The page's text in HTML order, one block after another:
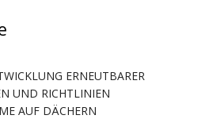
ERNEUTBARER
UND RICHTLINIEN
AUF DÄCHERN